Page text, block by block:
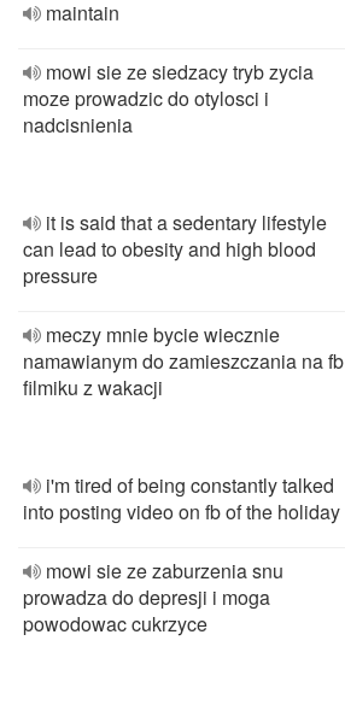
maintain
mowi sie ze siedzacy tryb zycia
moze prowadzic do otylosci i
nadcisnienia
it is said that a sedentary lifestyle
can lead to obesity and high blood
pressure
meczy mnie bycie wiecznie
namawianym do zamieszczania na fb
filmiku z wakacji
i'm tired of being constantly talked
into posting video on fb of the holiday
mowi sie ze zaburzenia snu
prowadza do depresji i moga
powodowac cukrzyce